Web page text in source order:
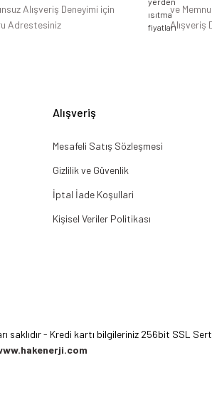
Alışveriş Deneyimi için
Adrestesiniz
ve
Alışveriş
Alışveriş
Mesafeli Satış Sözleşmesi
Gizlilik ve Güvenlik
İptal İade Koşullari
Kişisel Veriler Politikası
saklıdır - Kredi kartı bilgileriniz 256bit SSL